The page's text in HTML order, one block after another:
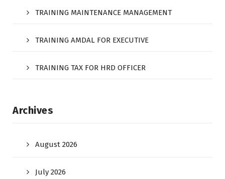
TRAINING MAINTENANCE MANAGEMENT
TRAINING AMDAL FOR EXECUTIVE
TRAINING TAX FOR HRD OFFICER
Archives
August 2026
July 2026